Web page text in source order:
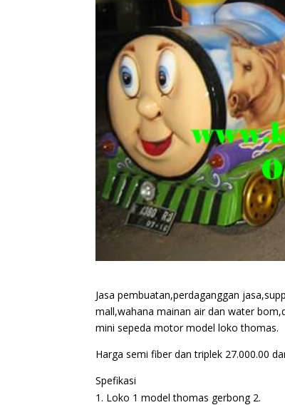
Jasa pembuatan,perdaganggan
mall,wahana mainan air dan water
mini sepeda motor model loko thomas.
Harga semi fiber dan triplek 27.000.00
Spefikasi
Loko 1 model thomas gerbong 2.